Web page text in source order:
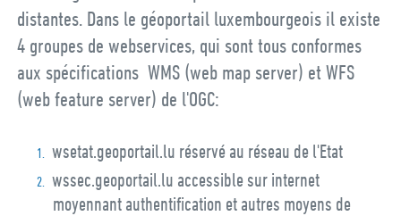
distantes. Dans le géoportail luxembourgeois il existe
4 groupes de webservices, qui sont tous conformes
aux spécifications WMS (web map server) et WFS
(web feature server) de l'OGC:
wsetat.geoportail.lu réservé au réseau de l'Etat
wssec.geoportail.lu accessible sur internet
moyennant authentification et autres moyens de